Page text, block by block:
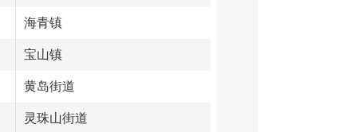
海青镇
宝山镇
黄岛街道
灵珠山街道